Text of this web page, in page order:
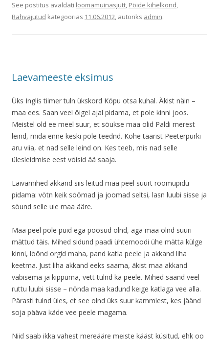
See postitus avaldati loomamuinasjutt, Pöide kihelkond,
Rahvajutud kategoorias 11.06.2012, autoriks admin.
Laevameeste eksimus
Üks Inglis tiimer tuln ükskord Köpu otsa kuhal. Äkist näin –
maa ees. Saan veel öigel ajal pidama, et pole kinni joos.
Meistel old ee meel suur, et söukse maa olid Paldi merest
leind, mida enne keski pole teednd. Kohe taarist Peeterpurki
aru viia, et nad selle leind on. Kes teeb, mis nad selle
ülesleidmise eest vöisid ää saaja.
Laivamihed akkand siis leitud maa peel suurt röömupidu
pidama: vötn keik söömad ja joomad seltsi, lasn luubi sisse ja
söund selle uie maa ääre.
Maa peel pole puid ega pöösud olnd, aga maa olnd suuri
mättud täis. Mihed sidund paadi ühtemoodi ühe mätta külge
kinni, löönd orgid maha, pand katla peele ja akkand liha
keetma. Just liha akkand eeks saama, äkist maa akkand
vabisema ja kippuma, vett tulnd ka peele. Mihed saand veel
ruttu luubi sisse – nönda maa kadund keige katlaga vee alla.
Pärasti tulnd üles, et see olnd üks suur kammlest, kes jäänd
soja pääva käde vee peele magama.
Niid saab ikka vahest mereääre meiste kääst küsitud, ehk oo